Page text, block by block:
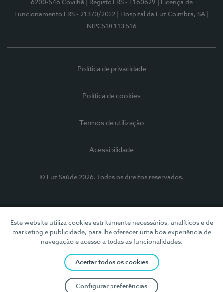
Este website utiliza cookies estritamente necessários, analíticos e de
marketing e publicidade, para lhe oferecer uma boa experiência de
navegação e acesso a todas as funcionalidades.
Aceitar todos os cookies
Configurar preferências
6200-546 Covilhã
| Registo ERS - E160629
| Licença de
Funcionamento ERS - 21370/2022
| Hospital da Luz Coimbra, SA
NIPC510 113 516
Política de privacidade
Política de cookies
Termos de utilização
Acessibilidade
© Luz Saúde 2026. Todos os direitos reservados.